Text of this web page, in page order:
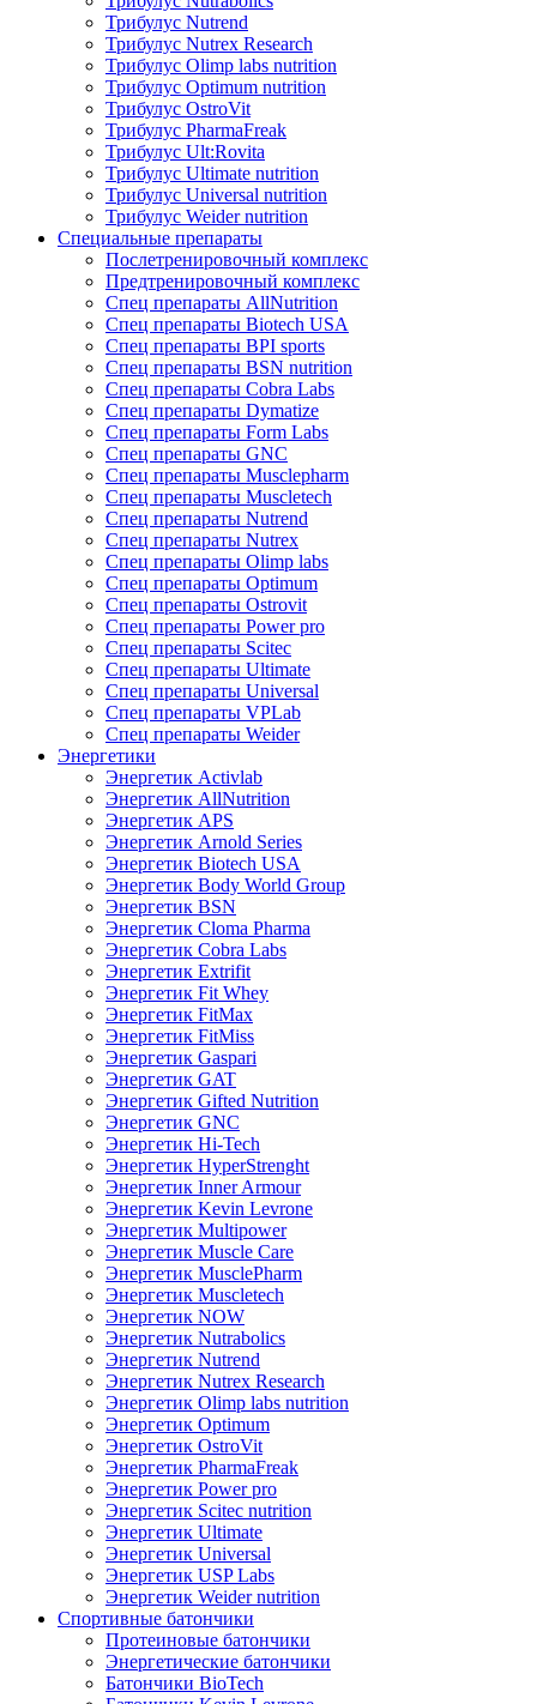
Трибулус Nutrend
Трибулус Nutrex Research
Трибулус Olimp labs nutrition
Трибулус Optimum nutrition
Трибулус OstroVit
Трибулус PharmaFreak
Трибулус Ult:Rovita
Трибулус Ultimate nutrition
Трибулус Universal nutrition
Трибулус Weider nutrition
Специальные препараты
Послетренировочный комплекс
Предтренировочный комплекс
Спец препараты AllNutrition
Спец препараты Biotech USA
Спец препараты BPI sports
Спец препараты BSN nutrition
Спец препараты Cobra Labs
Спец препараты Dymatize
Спец препараты Form Labs
Спец препараты GNC
Спец препараты Musclepharm
Спец препараты Muscletech
Спец препараты Nutrend
Спец препараты Nutrex
Спец препараты Olimp labs
Спец препараты Optimum
Спец препараты Ostrovit
Спец препараты Power pro
Спец препараты Scitec
Спец препараты Ultimate
Спец препараты Universal
Спец препараты VPLab
Спец препараты Weider
Энергетики
Энергетик Activlab
Энергетик AllNutrition
Энергетик APS
Энергетик Arnold Series
Энергетик Biotech USA
Энергетик Body World Group
Энергетик BSN
Энергетик Cloma Pharma
Энергетик Cobra Labs
Энергетик Extrifit
Энергетик Fit Whey
Энергетик FitMax
Энергетик FitMiss
Энергетик Gaspari
Энергетик GAT
Энергетик Gifted Nutrition
Энергетик GNC
Энергетик Hi-Tech
Энергетик HyperStrenght
Энергетик Inner Armour
Энергетик Kevin Levrone
Энергетик Multipower
Энергетик Muscle Care
Энергетик MusclePharm
Энергетик Muscletech
Энергетик NOW
Энергетик Nutrabolics
Энергетик Nutrend
Энергетик Nutrex Research
Энергетик Olimp labs nutrition
Энергетик Optimum
Энергетик OstroVit
Энергетик PharmaFreak
Энергетик Power pro
Энергетик Scitec nutrition
Энергетик Ultimate
Энергетик Universal
Энергетик USP Labs
Энергетик Weider nutrition
Спортивные батончики
Протеиновые батончики
Энергетические батончики
Батончики BioTech